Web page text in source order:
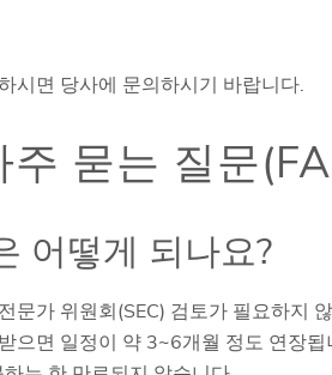
시면 당사에 문의하시기 바랍니다.
묻는 질문
어떻게 되나요?
가 위원회(SEC) 검토가 필요하지
으면 일정이 약 3~6개월 정도 연장